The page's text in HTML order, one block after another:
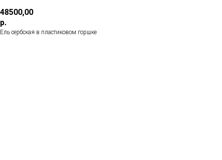
48500,00
р.
Ель сербская в пластиковом горшке